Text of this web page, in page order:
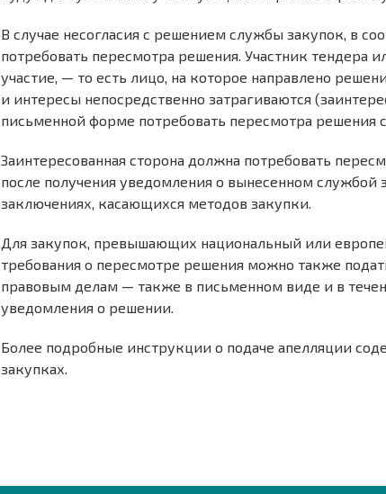
В случае несогласия с решением службы закупок, в
потребовать пересмотра решения. Участник тендера
участие, — то есть лицо, на которое направлено
и интересы непосредственно затрагиваются
письменной форме потребовать пересмотра решения
Заинтересованная сторона должна потребовать
после получения уведомления о вынесенном
заключениях, касающихся методов закупки.
Для закупок, превышающих национальный или
требования о пересмотре решения можно также
правовым делам — также в письменном виде и в
уведомления о решении.
Более подробные инструкции о подаче апелляции
закупках.